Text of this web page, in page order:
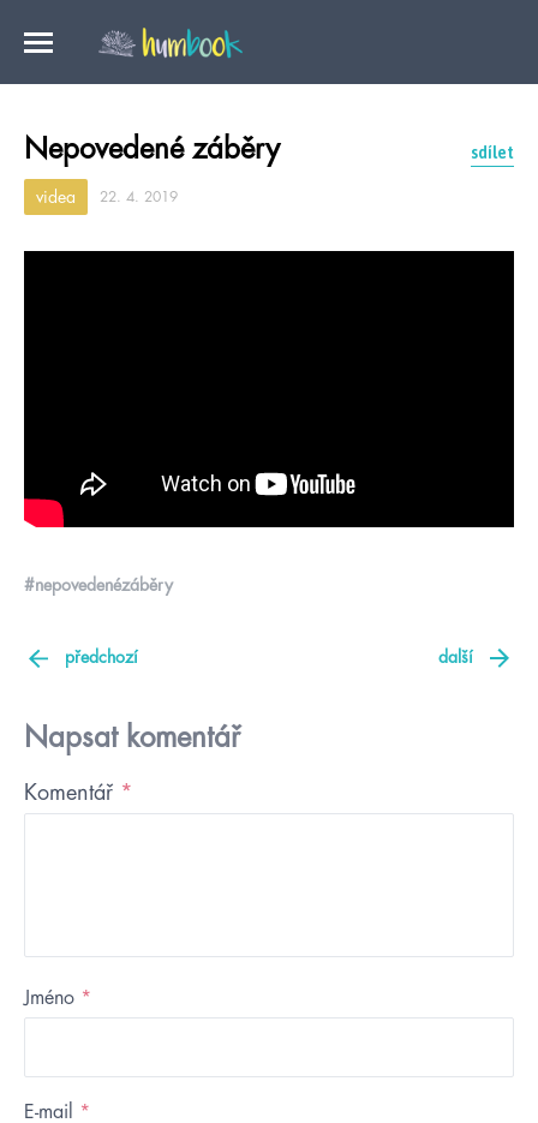
Nepovedené záběry sdílet
videa 22. 4. 2019
#nepovedenézáběry
předchozí další
Napsat komentář
Komentář *
Jméno *
E-mail *